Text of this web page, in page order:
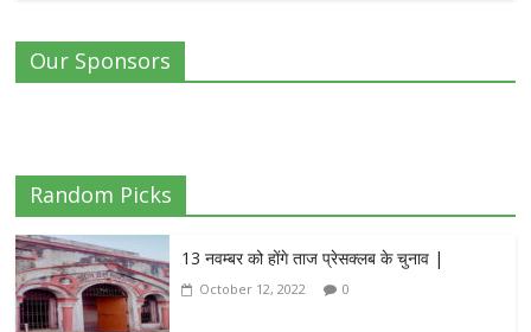
Our Sponsors
Random Picks
13 नवम्बर को होंगे ताज प्रेसक्लब के चुनाव |
October 12, 2022 0